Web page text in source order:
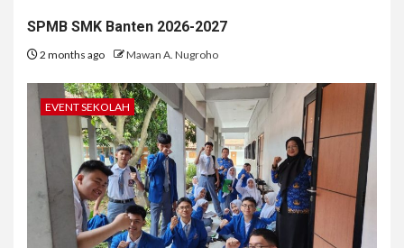
SPMB SMK Banten 2026-2027
2 months ago Mawan A. Nugroho
EVENT SEKOLAH